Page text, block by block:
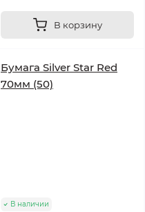
В корзину
Бумага Silver Star Red
70мм (50)
В наличии